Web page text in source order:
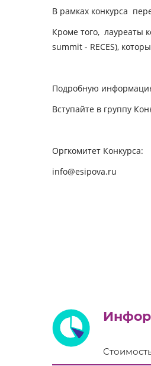
В рамках конкурса
Кроме того, лауреаты
summit - RECES),
Подробную
Вступайте в группу
Оргкомитет Конкурса:
info@esipova.ru